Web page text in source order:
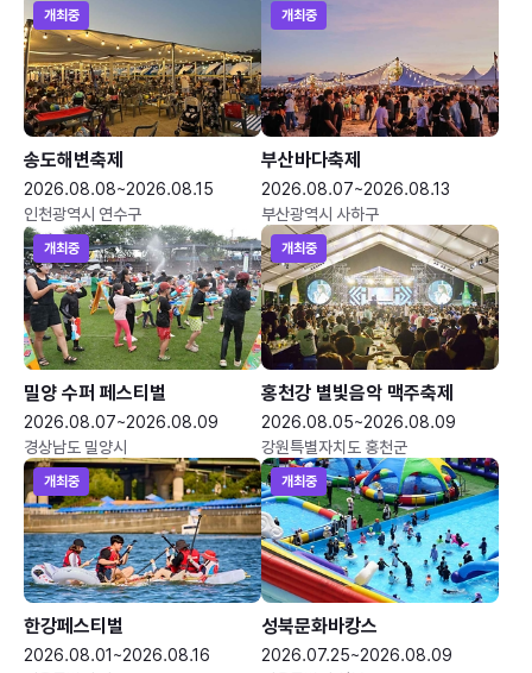
개최중
송도해변축제
2026.08.08~2026.08.15
인천광역시 연수구
개최중
부산바다축제
2026.08.07~2026.08.13
부산광역시 사하구
개최중
밀양 수퍼 페스티벌
2026.08.07~2026.08.09
경상남도 밀양시
개최중
홍천강 별빛음악 맥주축제
2026.08.05~2026.08.09
강원특별자치도 홍천군
개최중
한강페스티벌
2026.08.01~2026.08.16
개최중
성북문화바캉스
2026.07.25~2026.08.09